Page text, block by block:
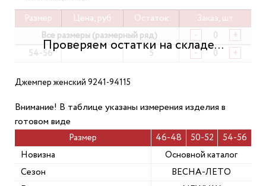
Размер Цена, руб Остаток
Заказ, шт
Все размеры (размерный ряд)
- +
54-56 5 - +
Джемпер женский 9241-94115
Внимание! В таблице указаны измерения изделия в
готовом виде
Размер 46-48 50-52
54-56
Новизна
Основной каталог
Сезон
ВЕСНА-ЛЕТО